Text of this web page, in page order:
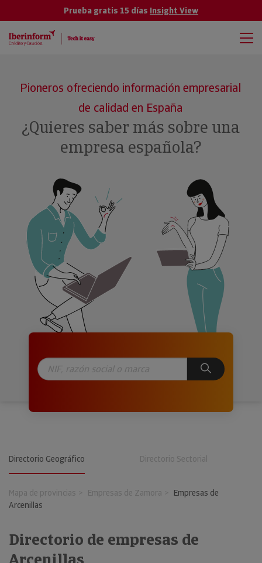
Prueba gratis 15 días Insight View
Pioneros ofreciendo información empresarial
de calidad en España
¿Quieres saber más sobre una
empresa española?
Directorio Geográfico Directorio Sectorial
Mapa de provincias Empresas de Zamora
Empresas de
Arcenillas
Directorio de empresas de